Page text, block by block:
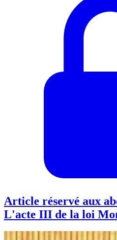
Article réservé aux
L'acte III de la loi